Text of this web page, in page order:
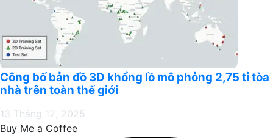
Công bố bản đồ 3D khổng lồ mô phỏng 2,75 tỉ tòa
nhà trên toàn thế giới
13 Tháng 12, 2025
Buy Me a Coffee